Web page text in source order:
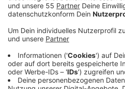
Wissing will beim Thema
machen. Politik, Behörden und
jetzt auf eine gemeinsame